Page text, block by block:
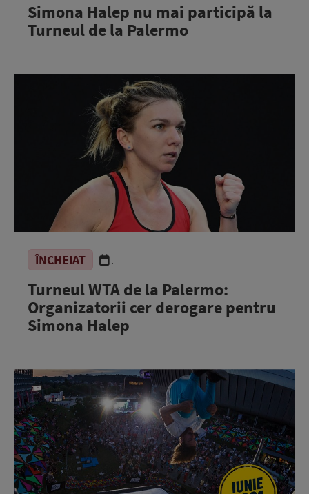
Simona Halep nu mai participă la
Turneul de la Palermo
ÎNCHEIAT .
Turneul WTA de la Palermo:
Organizatorii cer derogare pentru
Simona Halep